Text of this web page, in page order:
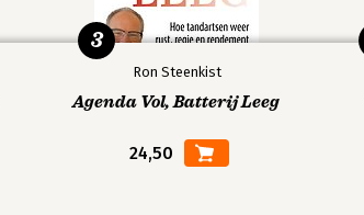
Ron Steenkist
Agenda Vol, Batterij Leeg
24,50
3